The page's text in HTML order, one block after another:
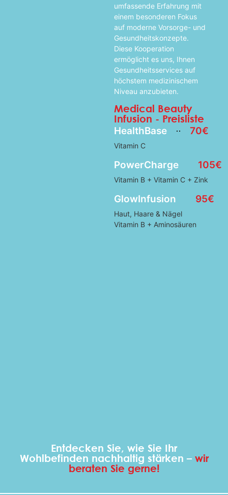
umfassende Erfahrung mit
einem besonderen Fokus
auf moderne Vorsorge- und
Gesundheitskonzepte.
Diese Kooperation
ermöglicht es uns, Ihnen
Gesundheitsservices auf
höchstem medizinischem
Niveau anzubieten.
Medical Beauty
Infusion - Preisliste
HealthBase
70€
Vitamin C
PowerCharge 105€
Vitamin B + Vitamin C + Zink
GlowInfusion 95€
Haut, Haare & Nägel
Vitamin B + Aminosäuren
Entdecken Sie, wie Sie Ihr
Wohlbefinden nachhaltig stärken – wir
beraten Sie gerne!